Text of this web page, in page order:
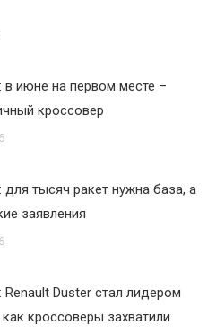
в июне на первом месте –
кроссовер
для тысяч ракет нужна база, а
заявления
Renault Duster стал лидером
кроссоверы захватили